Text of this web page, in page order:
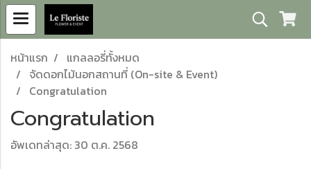
หน้าแรก
แกลลอรี่ทั้งหมด
จัดดอกไม้นอกสถานที่ (On-site & Event)
Congratulation
Congratulation
อัพเดทล่าสุด: 30 ต.ค. 2568